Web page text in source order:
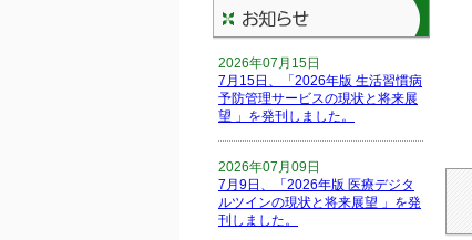
2026年07月15日
7月15日、「2026年版 生活習慣病
予防管理サービスの現状と将来展
望 」を発刊しました。
2026年07月09日
7月9日、「2026年版 医療デジタ
ルツインの現状と将来展望 」を発
刊しました。